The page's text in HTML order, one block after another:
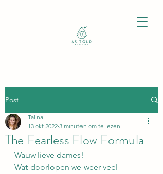
Post
The Fearless Flow Formula
Talina
13 okt 2022 3 minuten om te lezen
Wauw lieve dames!
Wat doorlopen we weer veel